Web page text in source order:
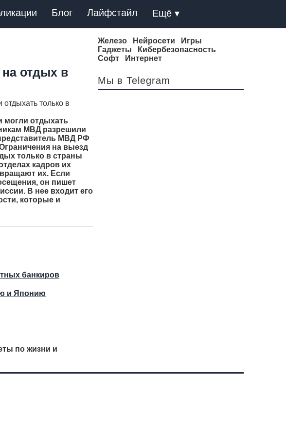
Блог Лайфстайл Ещё ▾
отдых в
только в
могли отдыхать
МВД разрешили
МВД РФ
на выезд
только в страны
кадров их
их. Если
он пишет
В нее входит его
которые и
банкиров
и Японию
Железо Нейросети
Игры
Гаджеты
Кибербезопасность
Софт
Интернет
Мы в Telegram
по жизни и